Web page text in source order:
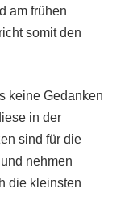
am frühen
somit den
keine Gedanken
in der
sind für die
nehmen
die kleinsten